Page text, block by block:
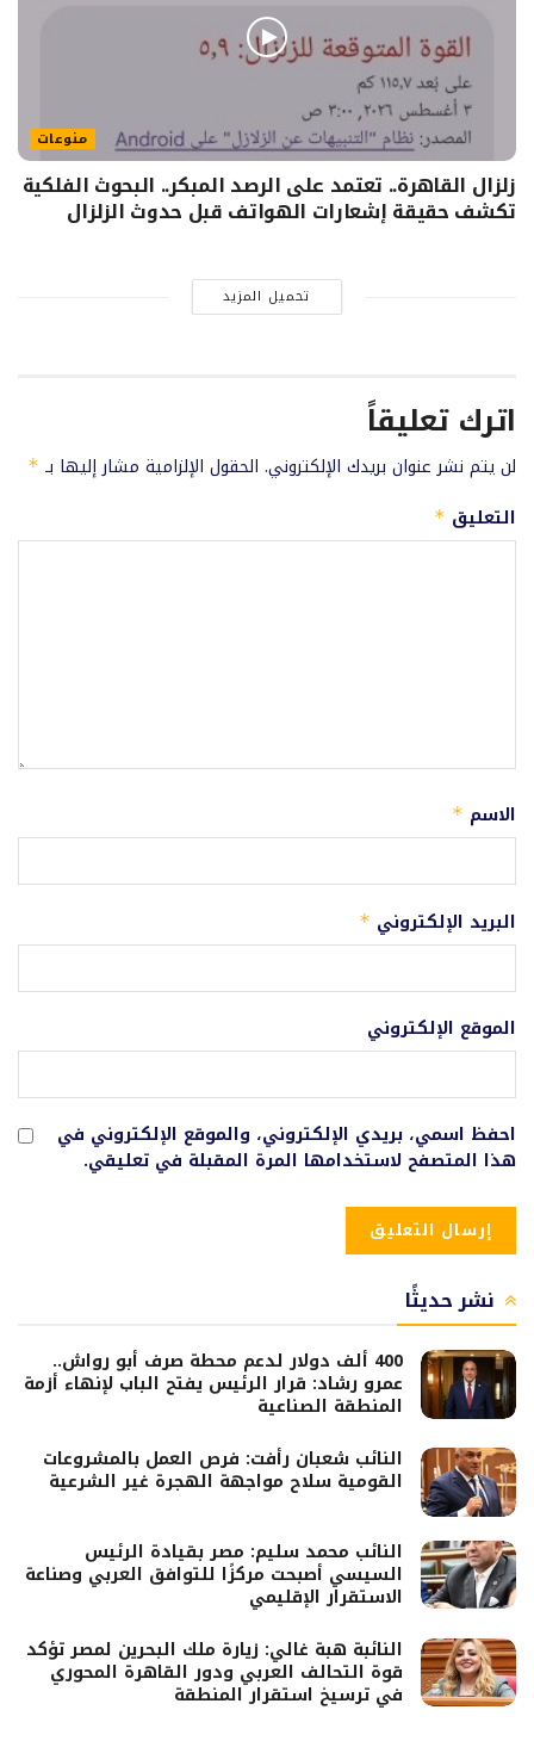
منوعات
زلزال القاهرة.. تعتمد على الرصد المبكر.. البحوث الفلكية
تكشف حقيقة إشعارات الهواتف قبل حدوث الزلزال
تحميل المزيد
اترك تعليقاً
لن يتم نشر عنوان بريدك الإلكتروني. الحقول الإلزامية مشار إليها بـ *
التعليق *
الاسم *
البريد الإلكتروني *
الموقع الإلكتروني
احفظ اسمي، بريدي الإلكتروني، والموقع الإلكتروني في
هذا المتصفح لاستخدامها المرة المقبلة في تعليقي.
نشر حديثًا
400 ألف دولار لدعم محطة صرف أبو رواش..
عمرو رشاد: قرار الرئيس يفتح الباب لإنهاء أزمة
المنطقة الصناعية
النائب شعبان رأفت: فرص العمل بالمشروعات
القومية سلاح مواجهة الهجرة غير الشرعية
النائب محمد سليم: مصر بقيادة الرئيس
السيسي أصبحت مركزًا للتوافق العربي وصناعة
الاستقرار الإقليمي
النائبة هبة غالي: زيارة ملك البحرين لمصر تؤكد
قوة التحالف العربي ودور القاهرة المحوري
في ترسيخ استقرار المنطقة